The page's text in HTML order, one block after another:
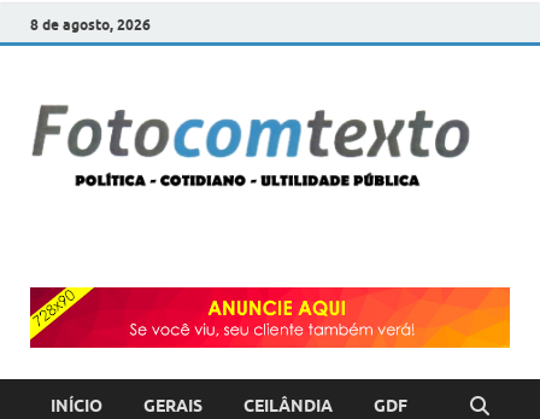
8 de agosto, 2026
INÍCIO GERAIS CEILÂNDIA GDF